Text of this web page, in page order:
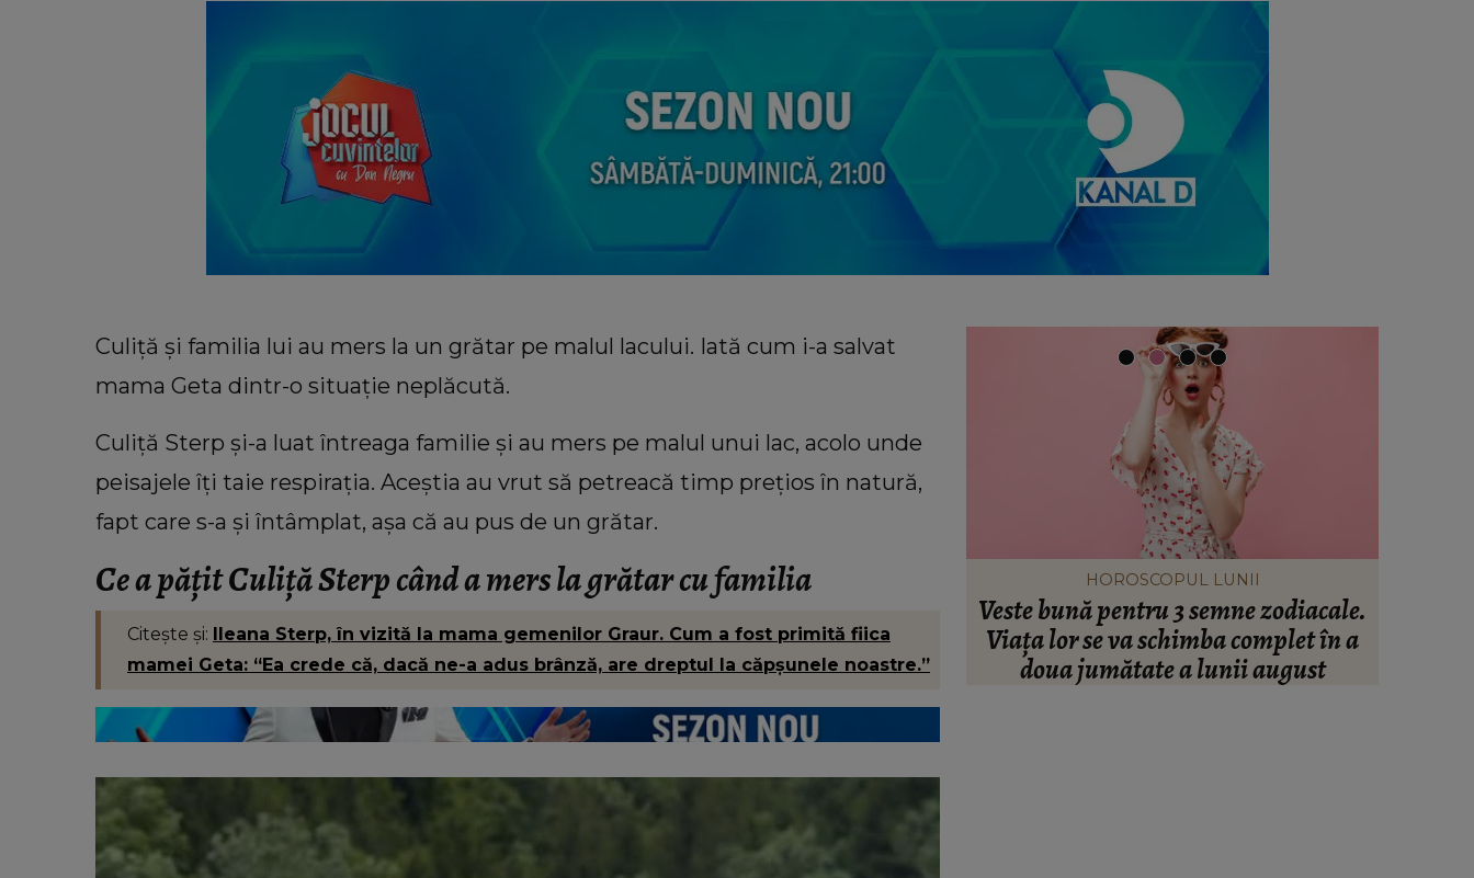
Culiță și familia lui au mers la un grătar pe malul lacului. Iată cum i-a salvat
mama Geta dintr-o situație neplăcută.
Culiță Sterp și-a luat întreaga familie și au mers pe malul unui lac, acolo unde
peisajele îți taie respirația. Aceștia au vrut să petreacă timp prețios în natură,
fapt care s-a și întâmplat, așa că au pus de un grătar.
Ce a pățit Culiță Sterp când a mers la grătar cu familia
Citește și:
Ileana Sterp, în vizită la mama gemenilor Graur. Cum a fost primită fiica
mamei Geta: “Ea crede că, dacă ne-a adus brânză, are dreptul la căpșunele noastre.”
COOKING
La ce temperatură se coace blatul de
tort. Secretul pe care trebuie să îl știe
toate gospodinele
VEDETE
Dan Alexa a făcut declarații
răvășitoare despre lupta Alinei Pușcău
cu boala: „Este un moment greu pentru
ea!”
HOROSCOPUL LUNII
Veste bună pentru 3 semne zodiacale.
Viața lor se va schimba complet în a
doua jumătate a lunii august